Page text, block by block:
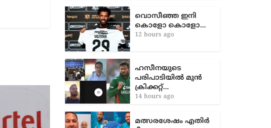
ഹസീനയുടെ
പരിപാടിയിൽ മുൻ
മത്സരശേഷം എതിർ
ടീം
ആരാധകരുമായി…